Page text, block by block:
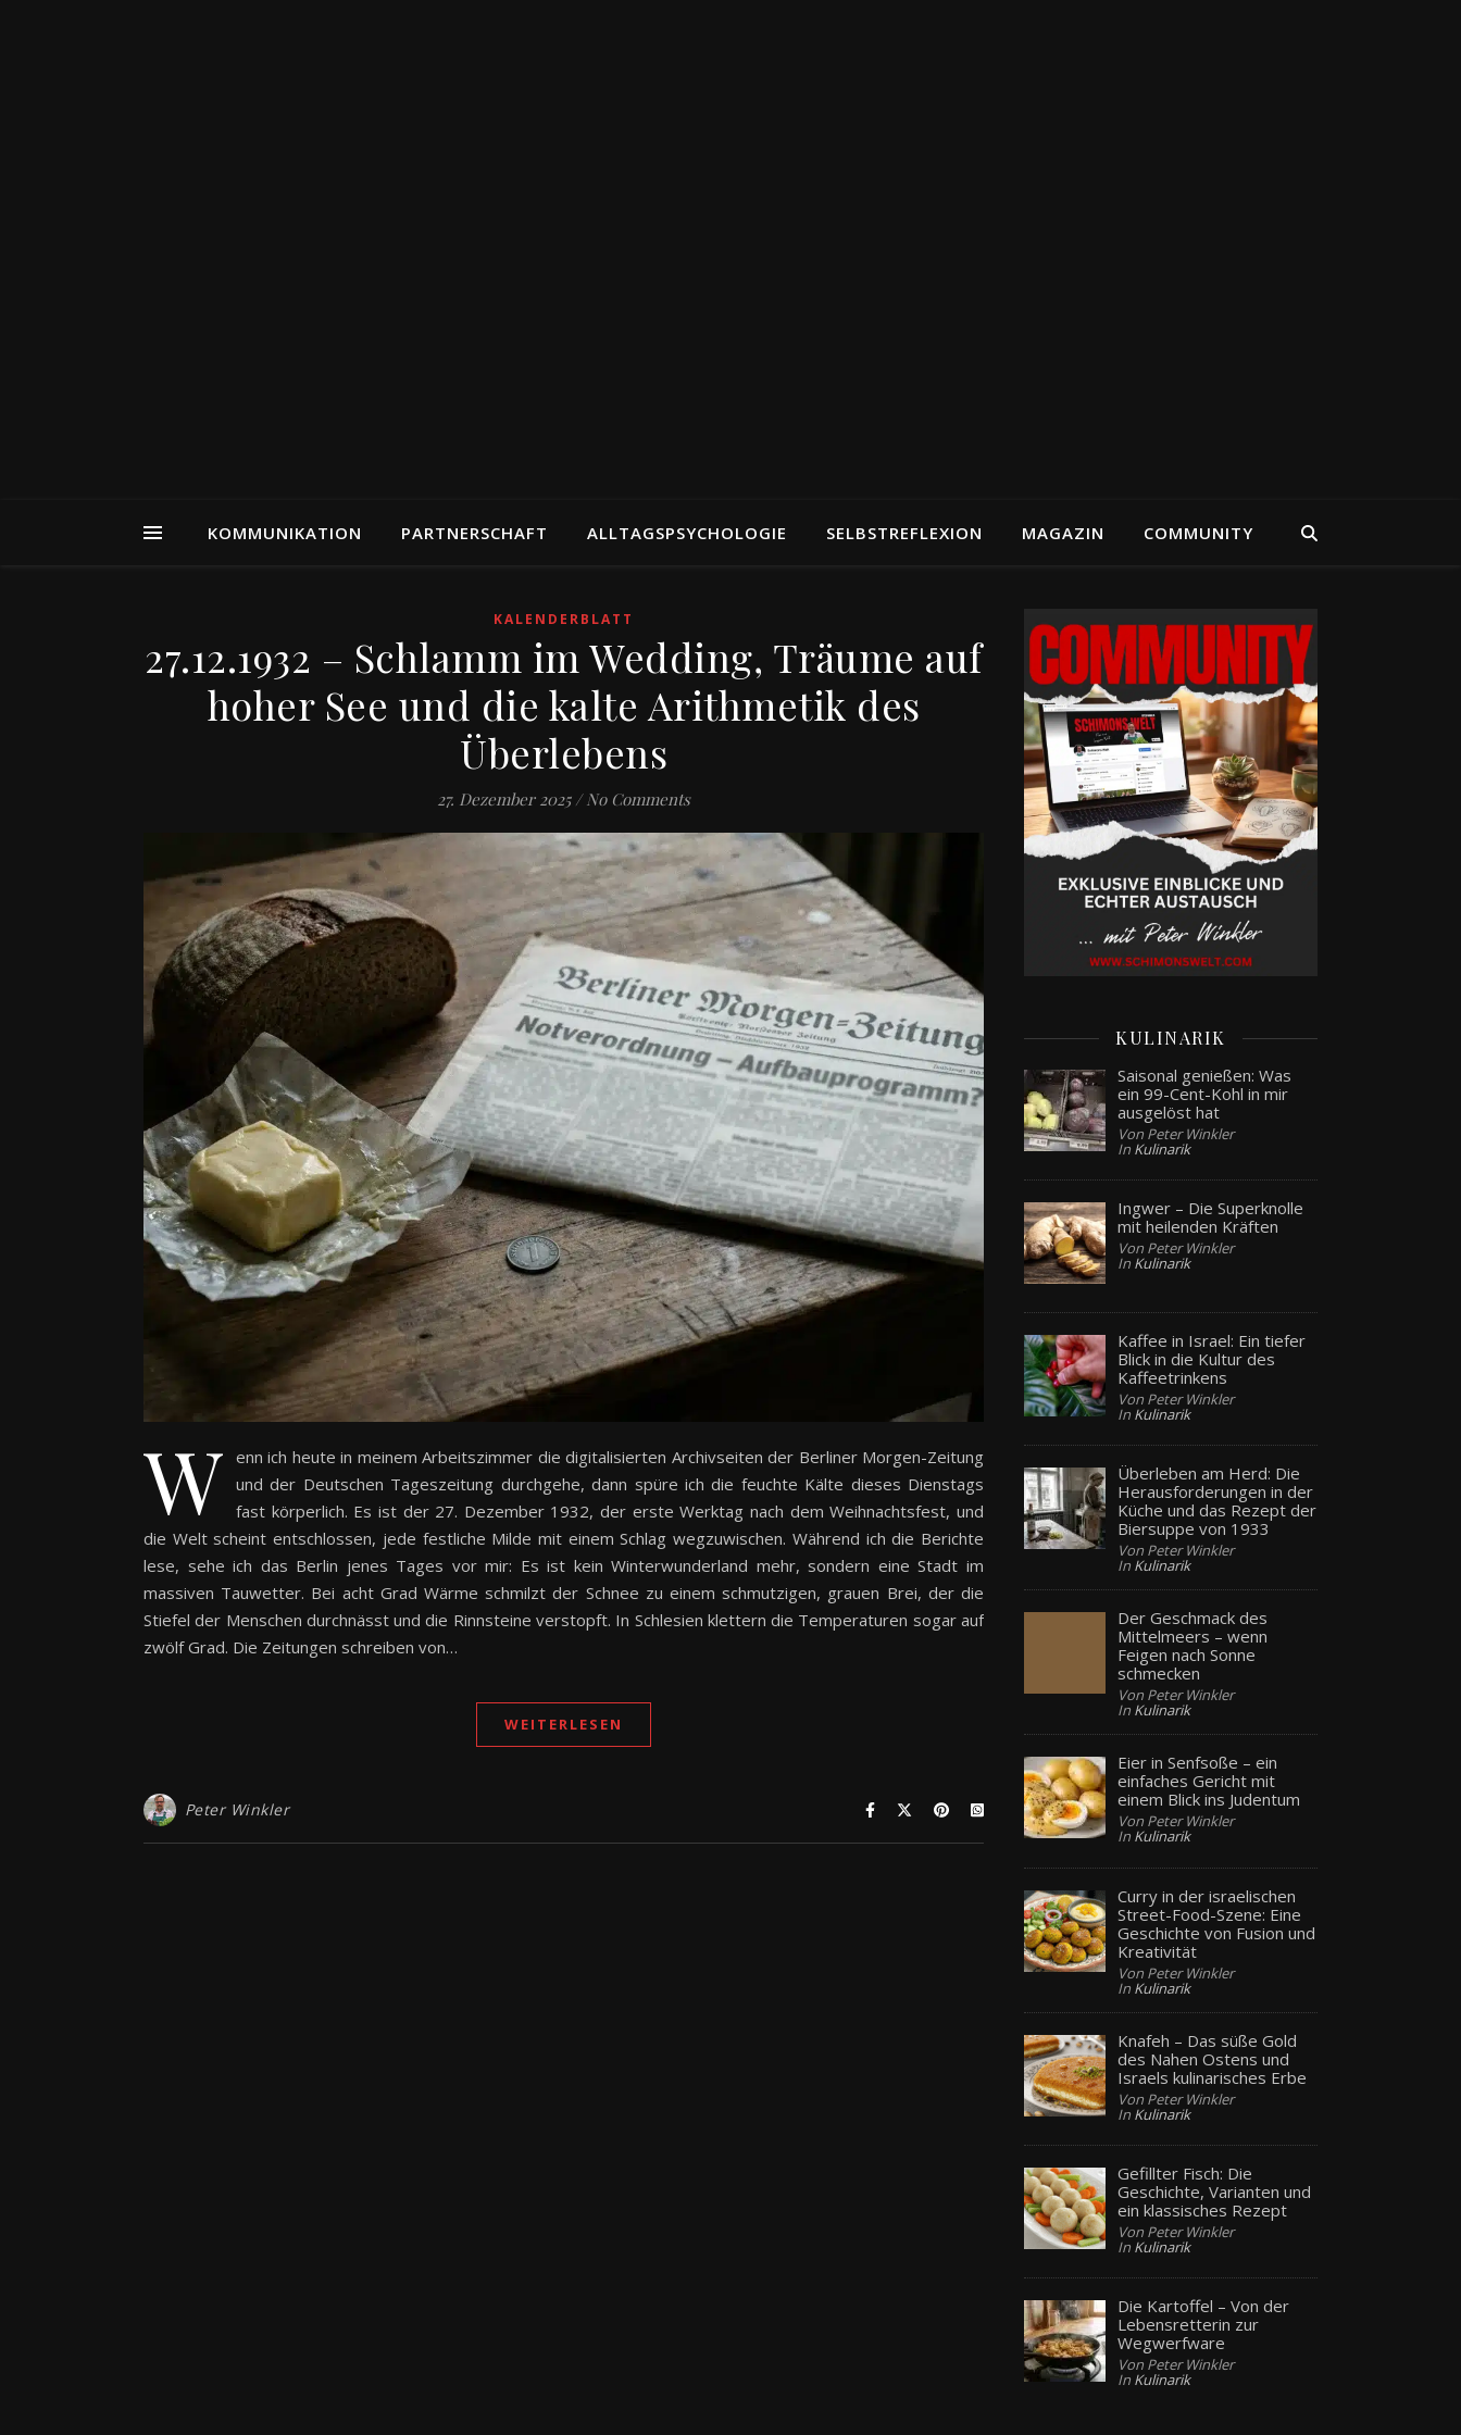
KOMMUNIKATION PARTNERSCHAFT ALLTAGSPSYCHOLOGIE SELBSTREFLEXION MAGAZIN COMMUNITY
KALENDERBLATT
27.12.1932 – Schlamm im Wedding, Träume auf
hoher See und die kalte Arithmetik des
Überlebens
27. Dezember 2025 / No Comments
W enn ich heute in meinem Arbeitszimmer die digitalisierten Archivseiten der Berliner Morgen-Zeitung
und der Deutschen Tageszeitung durchgehe, dann spüre ich die feuchte Kälte dieses Dienstags
fast körperlich. Es ist der 27. Dezember 1932, der erste Werktag nach dem Weihnachtsfest, und
die Welt scheint entschlossen, jede festliche Milde mit einem Schlag wegzuwischen. Während ich die Berichte
lese, sehe ich das Berlin jenes Tages vor mir: Es ist kein Winterwunderland mehr, sondern eine Stadt im
massiven Tauwetter. Bei acht Grad Wärme schmilzt der Schnee zu einem schmutzigen, grauen Brei, der die
Stiefel der Menschen durchnässt und die Rinnsteine verstopft. In Schlesien klettern die Temperaturen sogar auf
zwölf Grad. Die Zeitungen schreiben von…
WEITERLESEN
Peter Winkler
KULINARIK
Saisonal genießen: Was
ein 99-Cent-Kohl in mir
ausgelöst hat
Von Peter Winkler
In Kulinarik
Ingwer – Die Superknolle
mit heilenden Kräften
Von Peter Winkler
In Kulinarik
Kaffee in Israel: Ein tiefer
Blick in die Kultur des
Kaffeetrinkens
Von Peter Winkler
In Kulinarik
Überleben am Herd: Die
Herausforderungen in der
Küche und das Rezept der
Biersuppe von 1933
Von Peter Winkler
In Kulinarik
Der Geschmack des
Mittelmeers – wenn
Feigen nach Sonne
schmecken
Von Peter Winkler
In Kulinarik
Eier in Senfsoße – ein
einfaches Gericht mit
einem Blick ins Judentum
Von Peter Winkler
In Kulinarik
Curry in der israelischen
Street-Food-Szene: Eine
Geschichte von Fusion und
Kreativität
Von Peter Winkler
In Kulinarik
Knafeh – Das süße Gold
des Nahen Ostens und
Israels kulinarisches Erbe
Von Peter Winkler
In Kulinarik
Gefillter Fisch: Die
Geschichte, Varianten und
ein klassisches Rezept
Von Peter Winkler
In Kulinarik
Die Kartoffel – Von der
Lebensretterin zur
Wegwerfware
Von Peter Winkler
In Kulinarik